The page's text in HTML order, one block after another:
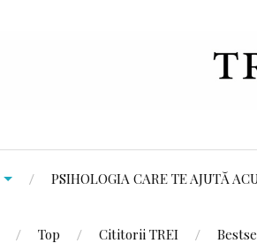
PSIHOLOGIA CARE TE AJUTĂ
Top Cititorii TREI